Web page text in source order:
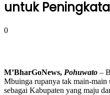
untuk
0
M’BharGoNews, Pohuwato –
Mbuinga rupanya tak main-
sebagai Kabupaten yang maju